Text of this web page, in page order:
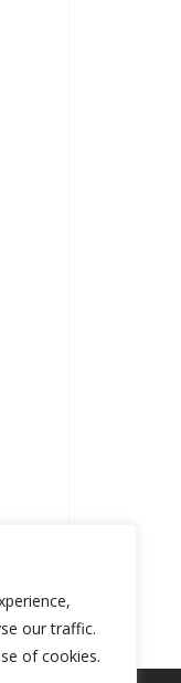
our traffic.
of cookies.